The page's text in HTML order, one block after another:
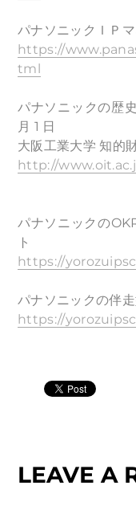
パナソニックＩＰ
https://
tml
パナソニックの歴
月 1 日
大阪工業大学 知
http://
パナソニックの
ト
https://
パナソニックの伴
https://
LEAVE A